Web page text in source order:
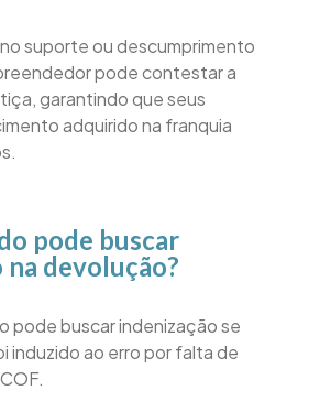
suporte ou descumprimento
pode contestar a
garantindo que seus
adquirido na franquia
pode buscar
devolução?
pode buscar indenização se
induzido ao erro por falta de